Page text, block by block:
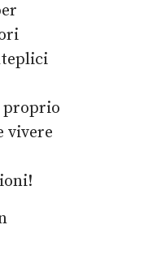
proprio
vivere